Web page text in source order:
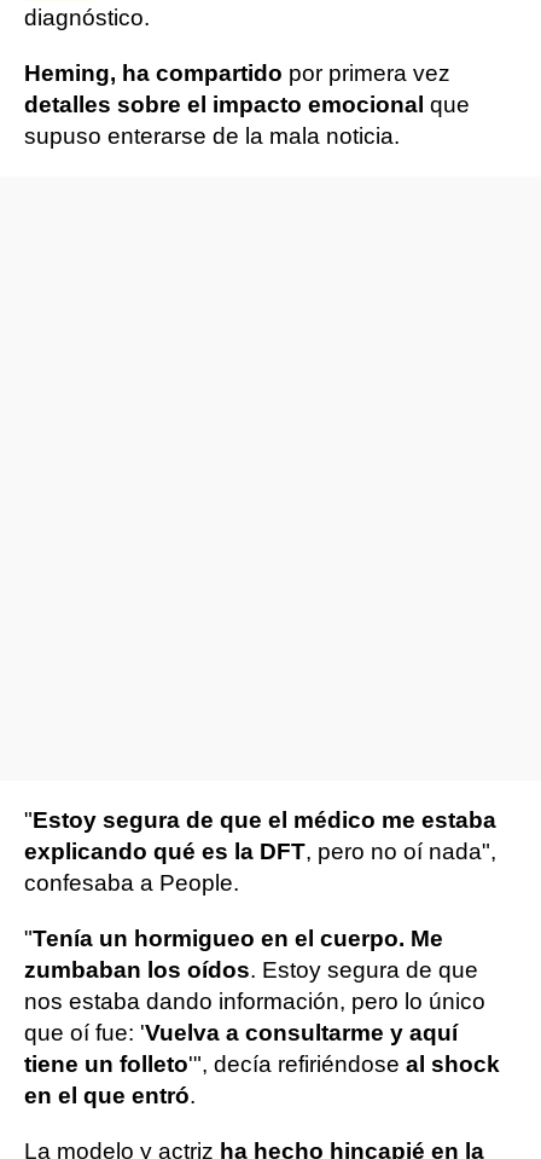
diagnóstico.
Heming, ha compartido por primera vez
detalles sobre el impacto emocional que
supuso enterarse de la mala noticia.
"Estoy segura de que el médico me estaba
explicando qué es la DFT, pero no oí nada",
confesaba a People.
"Tenía un hormigueo en el cuerpo. Me
zumbaban los oídos. Estoy segura de que
nos estaba dando información, pero lo único
que oí fue: 'Vuelva a consultarme y aquí
tiene un folleto'", decía refiriéndose al shock
en el que entró.
La modelo y actriz ha hecho hincapié en la